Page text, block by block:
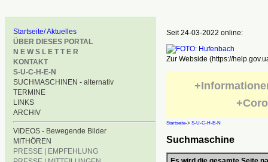
Startseite/ Aktuelles
ÜBER DIESES PORTAL
N E W S L E T T E R
KONTAKT
S-U-C-H-E-N
SUCHMASCHINEN - alternativ
TERMINE
LINKS
ARCHIV
VIDEOS - Bewegende Bilder
MITHÖREN
PRESSE | EMPFEHLUNG
Seit 24-03-2022 online:
Zur Webside (https://
Startseite-> S-U-C-H-E-N
Suchmaschine